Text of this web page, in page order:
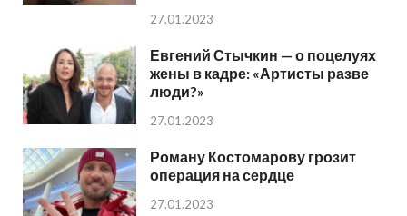
27.01.2023
Евгений Стычкин — о поцелуях
жены в кадре: «Артисты разве
люди?»
27.01.2023
Роману Костомарову грозит
операция на сердце
27.01.2023